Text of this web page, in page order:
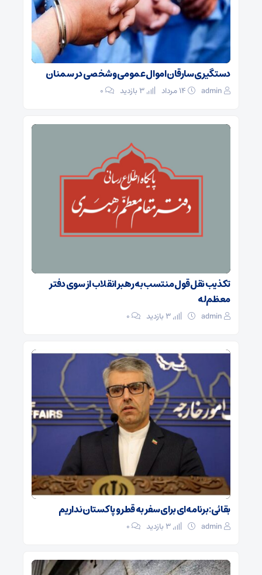
دستگیری سارقان اموال عمومی و شخصی در سمنان
admin ۰
تکذیب نقل قول منتسب به رهبر انقلاب از سوی دفتر
معظم‌له
admin ۰
بقائی: برنامه‌ای برای سفر به قطر و پاکستان نداریم
admin ۰